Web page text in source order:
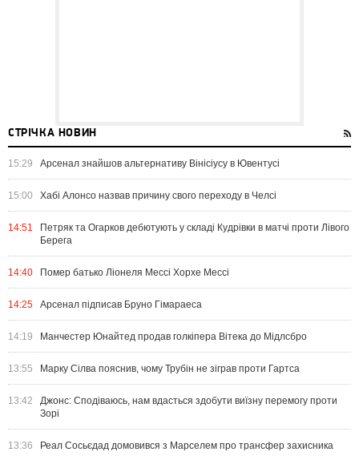
СТРІЧКА НОВИН
15:29 Арсенал знайшов альтернативу Вінісіусу в Ювентусі
15:00 Хабі Алонсо назвав причину свого переходу в Челсі
14:51
Петряк та Огарков дебютують у складі Кудрівки в матчі проти Лівого
Берега
14:40 Помер батько Ліонеля Мессі Хорхе Мессі
14:25 Арсенал підписав Бруно Гімараеса
14:19 Манчестер Юнайтед продав голкіпера Вітека до Мідлсбро
13:55 Марку Сілва пояснив, чому Трубін не зіграв проти Гартса
13:42
Джонс: Сподіваюсь, нам вдасться здобути виїзну перемогу проти
Зорі
13:36 Реал Сосьєдад домовився з Марселем про трансфер захисника